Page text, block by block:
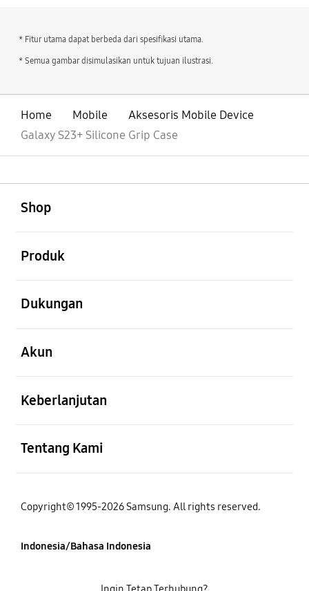
* Fitur utama dapat berbeda dari spesifikasi utama.
* Semua gambar disimulasikan untuk tujuan ilustrasi.
Home Mobile
Aksesoris Mobile Device
Galaxy S23+ Silicone Grip Case
Shop
Produk
Dukungan
Akun
Keberlanjutan
Tentang Kami
Copyright© 1995-2026 Samsung. All rights reserved.
Indonesia/Bahasa Indonesia